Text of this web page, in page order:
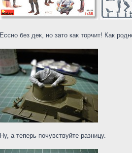
Ессно без дек, но зато как торчит! Как
Ну, а теперь почувствуйте разницу.